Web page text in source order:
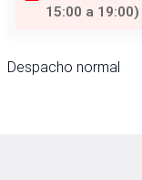
15:00 a 19:00)
Despacho normal